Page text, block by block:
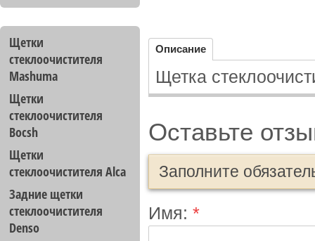
Щетки
стеклоочистителя
Mashuma
Щетки
стеклоочистителя
Bocsh
Щетки
стеклоочистителя Alca
Задние щетки
стеклоочистителя
Denso
Описание
Щетка
Оставьте
Заполните
Имя: *